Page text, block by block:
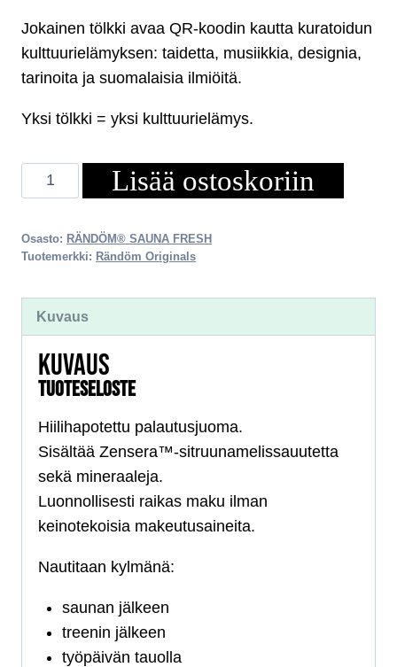
Jokainen tölkki avaa QR-koodin kautta kuratoidun
kulttuurielämyksen: taidetta, musiikkia, designia,
tarinoita ja suomalaisia ilmiöitä.
Yksi tölkki = yksi kulttuurielämys.
Sauna
Fresh
pack
Lisää ostoskoriin
Osasto: RÄNDÖM® SAUNA FRESH
Tuotemerkki: Rändöm Originals
Kuvaus
KUVAUS
TUOTESELOSTE
Hiilihapotettu palautusjuoma.
Sisältää Zensera™-sitruunamelissauutetta
sekä mineraaleja.
Luonnollisesti raikas maku ilman
keinotekoisia makeutusaineita.
Nautitaan kylmänä:
saunan jälkeen
treenin jälkeen
työpäivän tauolla